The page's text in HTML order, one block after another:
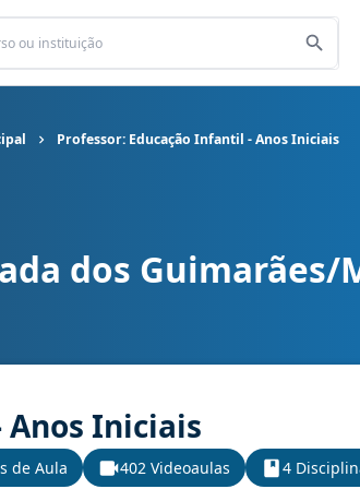
Professor: Educação Infantil - Anos Iniciais
cargo Professor: Educação Infantil - Anos
dos Guimarães/
Iniciais
de Aula 402 Videoaulas 4